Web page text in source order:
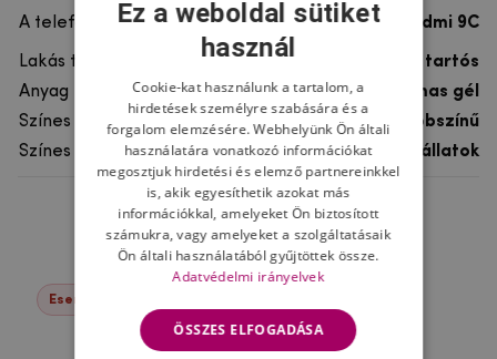
A telefonmodellhez
Xiaomi Redmi 9C
Lakás típusa
Gél, Ultra tartós
Anyag
rugalmas gél
Színes
többszínű
Színes motívum
Egyéb állatok
Ne felejtsd el
Események -37%
Ez a weboldal sütiket
használ
Cookie-kat használunk a tartalom, a
hirdetések személyre szabására és a
forgalom elemzésére. Webhelyünk Ön általi
használatára vonatkozó információkat
megosztjuk hirdetési és elemző partnereinkkel
is, akik egyesíthetik azokat más
információkkal, amelyeket Ön biztosított
számukra, vagy amelyeket a szolgáltatásaik
Ön általi használatából gyűjtöttek össze.
Adatvédelmi irányelvek
ÖSSZES ELFOGADÁSA